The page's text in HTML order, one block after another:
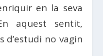
en la seva
aquest sentit,
d’estudi no vagin